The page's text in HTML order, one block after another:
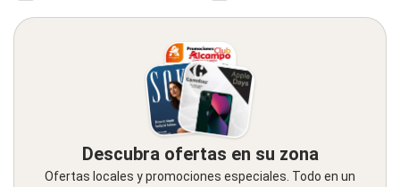
Descubra ofertas en su zona
Ofertas locales y promociones especiales. Todo en un